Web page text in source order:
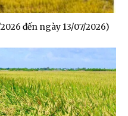
đến ngày 13/07/2026)